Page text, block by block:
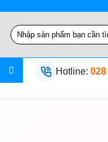
Tìm
kiếm:
Hotline: 028